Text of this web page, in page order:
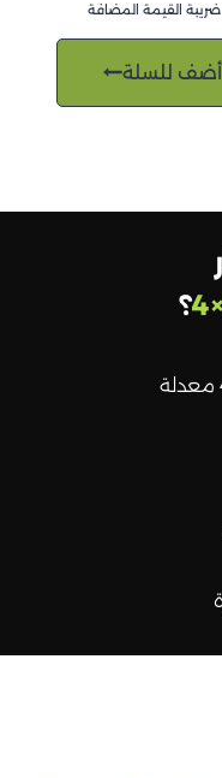
القيمة المضافة
أضف للسلة
؟